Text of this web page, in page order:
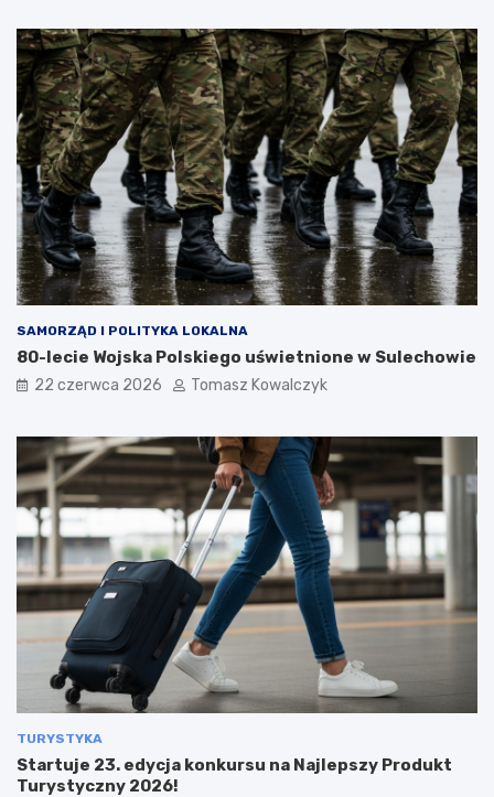
SAMORZĄD I POLITYKA LOKALNA
80-lecie Wojska Polskiego uświetnione w Sulechowie
22 czerwca 2026 Tomasz Kowalczyk
TURYSTYKA
Startuje 23. edycja konkursu na Najlepszy Produkt
Turystyczny 2026!